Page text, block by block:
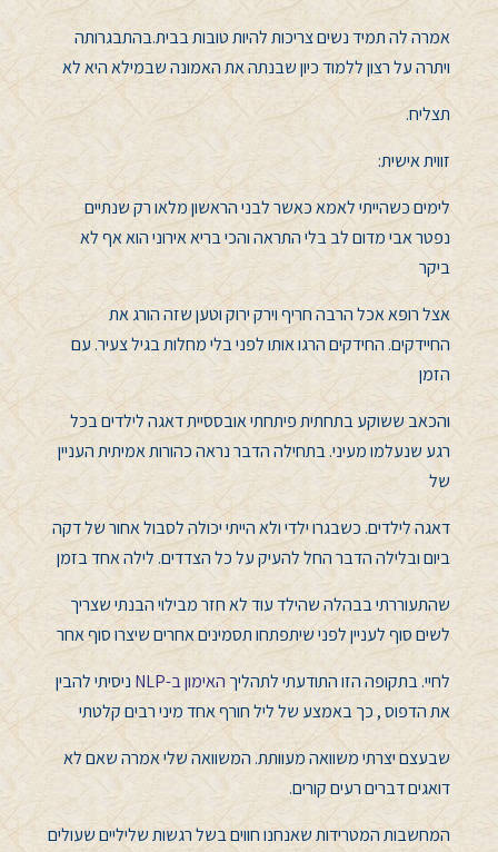
אמרה לה תמיד נשים צריכות להיות טובות בבית.בהתבגרותה
ויתרה על רצון ללמוד כיון שבנתה את האמונה שבמילא היא לא
תצליח.
זווית אישית:
לימים כשהייתי לאמא כאשר לבני הראשון מלאו רק שנתיים
נפטר אבי מדום לב בלי התראה והכי בריא אירוני הוא אף לא
ביקר
אצל רופא אכל הרבה חריף וירק ירוק וטען שזה הורג את
החיידקים. החידקים הרגו אותו לפני בלי מחלות בגיל צעיר. עם
הזמן
והכאב ששוקע בתחתית פיתחתי אובססיית דאגה לילדים בכל
רגע שנעלמו מעיני. בתחילה הדבר נראה כהורות אמיתית העניין
של
דאגה לילדים. כשבגרו ילדי ולא הייתי יכולה לסבול אחור של דקה
ביום ובלילה הדבר החל להעיק על כל הצדדים. לילה אחד בזמן
שהתעוררתי בבהלה שהילד עוד לא חזר מבילוי הבנתי שצריך
לשים סוף לעניין לפני שיתפתחו תסמינים אחרים שיצרו סוף אחר
לחיי. בתקופה הזו התודעתי לתהליך האימון ב-NLP
ניסיתי להבין
את הדפוס , כך באמצע של ליל חורף אחד מיני רבים קלטתי
שבעצם יצרתי משוואה מעוותת. המשוואה שלי אמרה שאם לא
דואגים דברים רעים קורים.
המחשבות המטרידות שאנחנו חווים בשל רגשות שליליים שעולים